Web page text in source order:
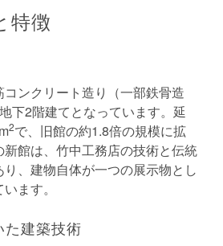
特徴
ンクリート造り（一部鉄骨造
下2階建てとなっています。延
2で、旧館の約1.8倍の規模に拡
館は、竹中工務店の技術と伝統
、建物自体が一つの展示物とし
ます。
建築技術